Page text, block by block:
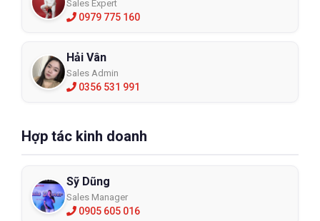
Sales Expert
0979 775 160
Hải Vân
Sales Admin
0356 531 991
Hợp tác kinh doanh
Sỹ Dũng
Sales Manager
0905 605 016